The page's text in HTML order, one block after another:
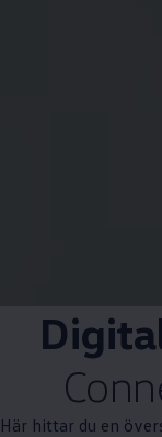
Här hittar du en